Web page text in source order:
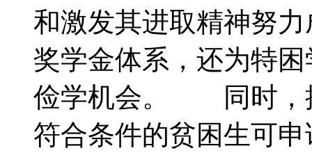
和激发其进取精神努
奖学金体系，还为特
俭学机会。 同时，
符合条件的贫困生可